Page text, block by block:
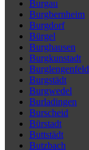
Burgau
Burgbernheim
Burgdorf
Bürgel
Burghausen
Burgkunstadt
Burglengenfeld
Burgstädt
Burgwedel
Burladingen
Burscheid
Bürstadt
Buttstädt
Butzbach